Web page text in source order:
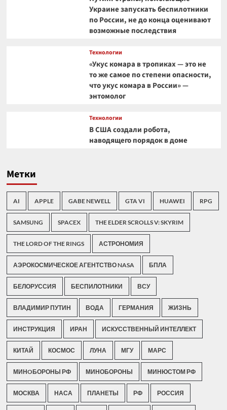
Украине запускать беспилотники
по России, не до конца оценивают
возможные последствия
Технологии
«Укус комара в тропиках — это не
то же самое по степени опасности,
что укус комара в России» —
энтомолог
Технологии
В США создали робота,
наводящего порядок в доме
Метки
AI APPLE GABE NEWELL GTA VI HUAWEI RPG
SAMSUNG SPACEX THE ELDER SCROLLS V: SKYRIM
THE LORD OF THE RINGS АСТРОНОМИЯ
АЭРОКОСМИЧЕСКОЕ АГЕНТСТВО NASA БПЛА
БЕЛОРУССИЯ БЕСПИЛОТНИКИ ВСУ
ВЛАДИМИР ПУТИН ВОДА ГЕРМАНИЯ ЖИЗНЬ
ИНСТРУКЦИЯ ИРАН ИСКУССТВЕННЫЙ ИНТЕЛЛЕКТ
КИТАЙ КОСМОС ЛУНА МГУ МАРС
МИНOБОРОНЫ РФ МИНОБОРОНЫ МИНЮСТОМ РФ
МОСКВА НАСА ПЛАНЕТЫ РФ РОССИЯ